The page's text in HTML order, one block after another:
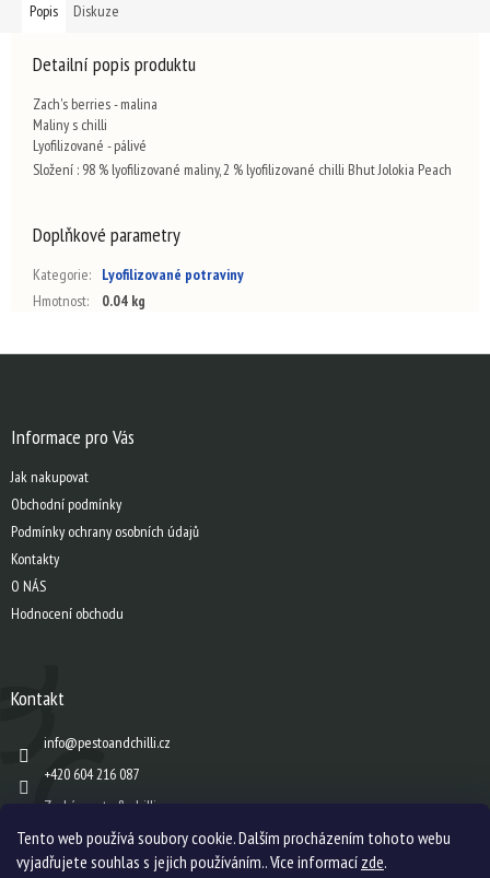
Tento web používá soubory cookie. Dalším procházením tohoto webu
vyjadřujete souhlas s jejich používáním.. Více informací zde.
Popis Diskuze
Detailní popis produktu
Zach's berries - malina
Maliny s chilli
Lyofilizované - pálivé
Složení : 98 % lyofilizované maliny, 2 % lyofilizované chilli Bhut Jolokia Peach
Doplňkové parametry
Kategorie:
Lyofilizované potraviny
Hmotnost: 0.04 kg
Informace pro Vás
Jak nakupovat
Obchodní podmínky
Podmínky ochrany osobních údajů
Kontakty
O NÁS
Hodnocení obchodu
Kontakt
info@pestoandchilli.cz
+420 604 216 087
Zach´s pesto & chilli